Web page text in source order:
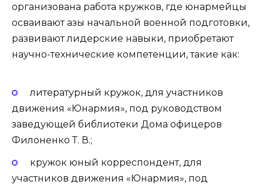
организована работа кружков, где юнармейцы
осваивают азы начальной военной подготовки,
развивают лидерские навыки, приобретают
научно-технические компетенции, такие как:
литературный кружок, для участников
движения «Юнармия», под руководством
заведующей библиотеки Дома офицеров
Филоненко Т. В.;
кружок юный корреспондент, для
участников движения «Юнармия», под